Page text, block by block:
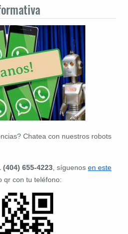
Chatea con nuestros robots
(404) 655-4223 , síguenos en este
qr con tu teléfono: